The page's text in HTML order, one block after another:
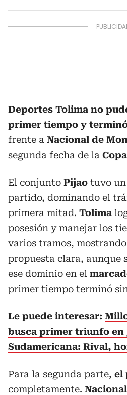
Deportes Tolima no
primer tiempo y
frente a Nacional de
segunda fecha de la
El conjunto Pijao tuvo
partido, dominando el
primera mitad. Tolima
posesión y manejar los
varios tramos,
propuesta clara, aunque
ese dominio en el
primer tiempo terminó
Le puede interesar:
busca primer triunfo en
Sudamericana: Rival,
Para la segunda parte, el
completamente. Nacional